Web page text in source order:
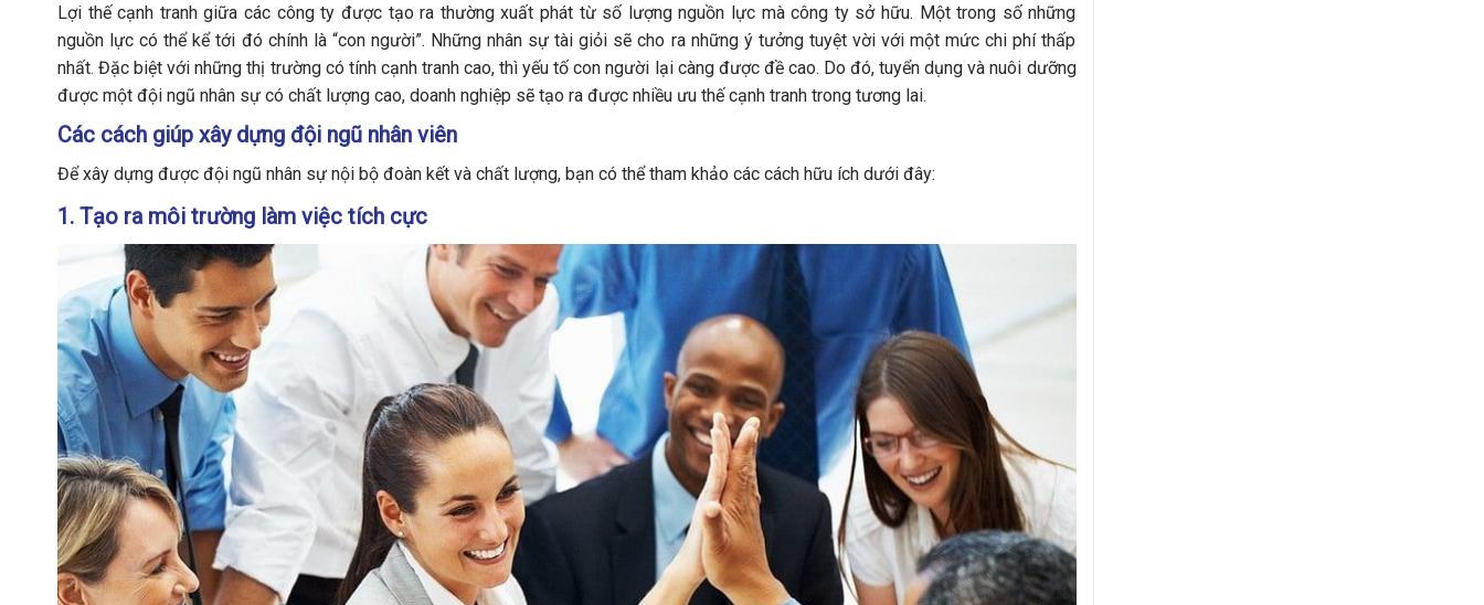
Lợi thế cạnh tranh giữa các công ty được tạo ra thường xuất phát từ số lượng nguồn lực mà công ty sở hữu. Một trong số những
nguồn lực có thể kể tới đó chính là “con người”. Những nhân sự tài giỏi sẽ cho ra những ý tưởng tuyệt vời với một mức chi phí thấp
nhất. Đặc biệt với những thị trường có tính cạnh tranh cao, thì yếu tố con người lại càng được đề cao. Do đó, tuyển dụng và nuôi dưỡng
được một đội ngũ nhân sự có chất lượng cao, doanh nghiệp sẽ tạo ra được nhiều ưu thế cạnh tranh trong tương lai.
Các cách giúp xây dựng đội ngũ nhân viên
Để xây dựng được đội ngũ nhân sự nội bộ đoàn kết và chất lượng, bạn có thể tham khảo các cách hữu ích dưới đây:
1. Tạo ra môi trường làm việc tích cực